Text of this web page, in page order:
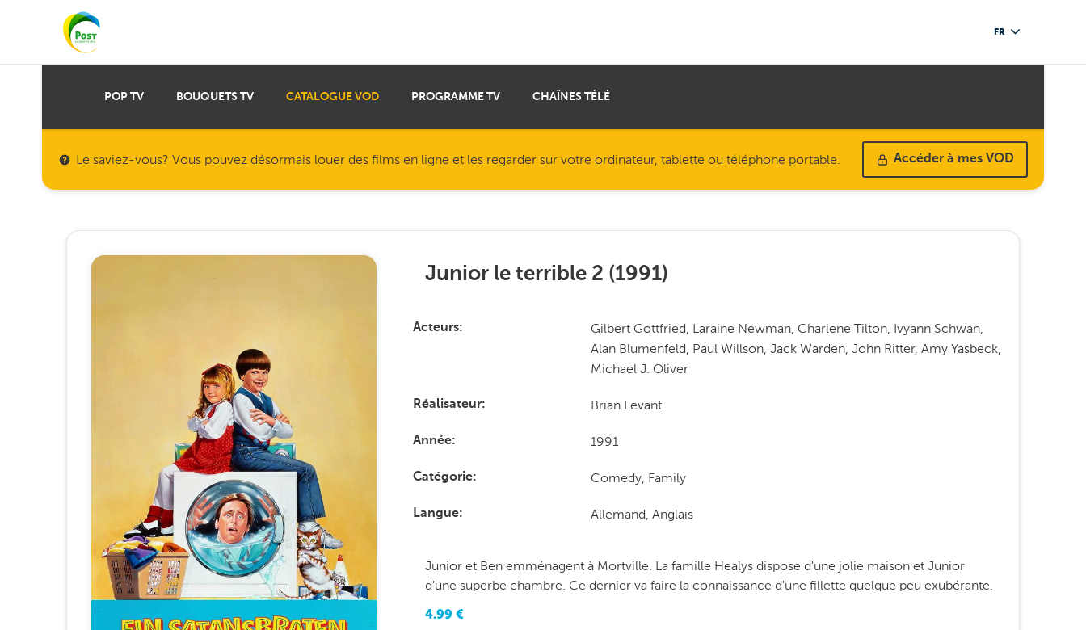
FR
POP TV BOUQUETS TV CATALOGUE VOD PROGRAMME TV CHAÎNES TÉLÉ
Le saviez-vous? Vous pouvez désormais louer des films en ligne et les regarder sur votre ordinateur, tablette ou téléphone portable. Accéder à mes VOD
Junior le terrible 2 (1991)
Acteurs
Gilbert Gottfried, Laraine Newman, Charlene Tilton, Ivyann Schwan,
Alan Blumenfeld, Paul Willson, Jack Warden, John Ritter, Amy Yasbeck,
Michael J. Oliver
Réalisateur Brian Levant
Année 1991
Catégorie Comedy, Family
Langue Allemand, Anglais
Junior et Ben emménagent à Mortville. La famille Healys dispose d'une jolie maison et Junior
d'une superbe chambre. Ce dernier va faire la connaissance d'une fillette quelque peu exubérante.
4.99 €